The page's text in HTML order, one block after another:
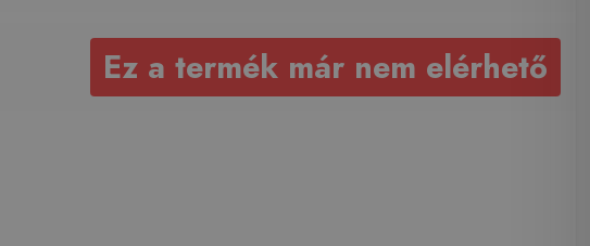
Ez a termék már nem elérhető